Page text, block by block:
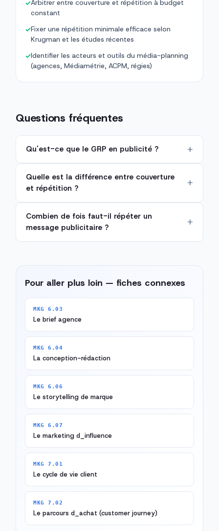
✓Arbitrer entre couverture et répétition à budget
constant
✓Fixer une répétition minimale efficace selon
Krugman et les études récentes
✓Identifier les acteurs et outils du média-planning
(agences, Médiamétrie, ACPM, régies)
Questions fréquentes
Qu'est-ce que le GRP en publicité ?
Quelle est la différence entre couverture
et répétition ?
Combien de fois faut-il répéter un
message publicitaire ?
Pour aller plus loin — fiches connexes
MKG 6.03
Le brief agence
MKG 6.04
La conception-rédaction
MKG 6.06
Le storytelling de marque
MKG 6.07
Le marketing d_influence
MKG 7.01
Le cycle de vie client
MKG 7.02
Le parcours d_achat (customer journey)